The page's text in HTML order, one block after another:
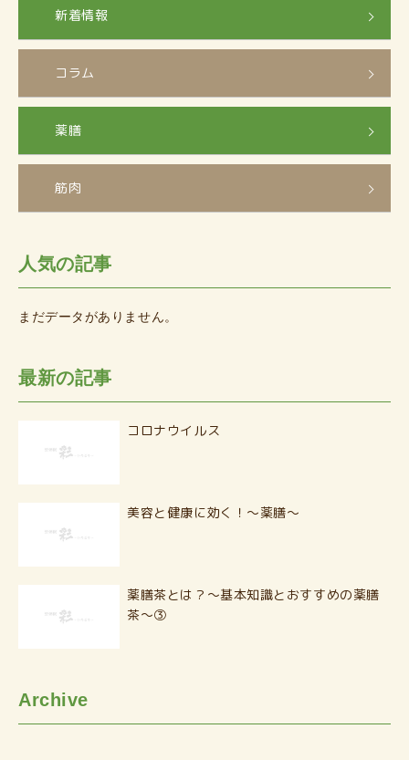
新着情報
コラム
薬膳
筋肉
人気の記事
まだデータがありません。
最新の記事
コロナウイルス
美容と健康に効く！〜薬膳〜
薬膳茶とは？〜基本知識とおすすめの薬膳
茶〜③
Archive